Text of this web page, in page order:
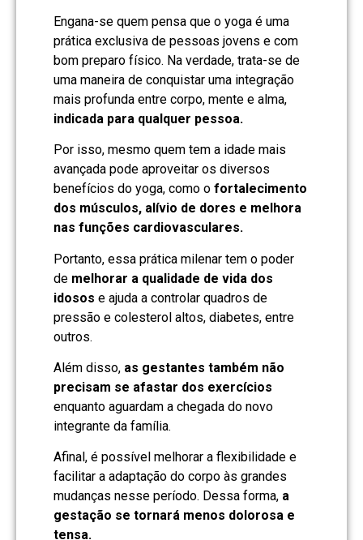
Engana-se quem pensa que o yoga é uma
prática exclusiva de pessoas jovens e com
bom preparo físico. Na verdade, trata-se de
uma maneira de conquistar uma integração
mais profunda entre corpo, mente e alma,
indicada para qualquer pessoa.
Por isso, mesmo quem tem a idade mais
avançada pode aproveitar os diversos
benefícios do yoga, como o fortalecimento
dos músculos, alívio de dores e melhora
nas funções cardiovasculares.
Portanto, essa prática milenar tem o poder
de melhorar a qualidade de vida dos
idosos e ajuda a controlar quadros de
pressão e colesterol altos, diabetes, entre
outros.
Além disso, as gestantes também não
precisam se afastar dos exercícios
enquanto aguardam a chegada do novo
integrante da família.
Afinal, é possível melhorar a flexibilidade e
facilitar a adaptação do corpo às grandes
mudanças nesse período. Dessa forma, a
gestação se tornará menos dolorosa e
tensa.